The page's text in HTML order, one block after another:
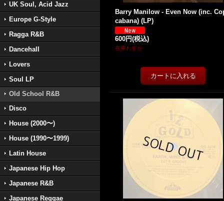
UK Soul, Acid Jazz
Europe G-Style
Ragga R&B
Dancehall
Lovers
Soul LP
Old School R&B
Disco
House (2000〜)
House (1990〜1999)
Latin House
Japanese Hip Hop
Japanese R&B
Japanese Reggae
Barry Manilow - Even Now (inc.
cabana) (LP)
600円(税込)
在庫わずか